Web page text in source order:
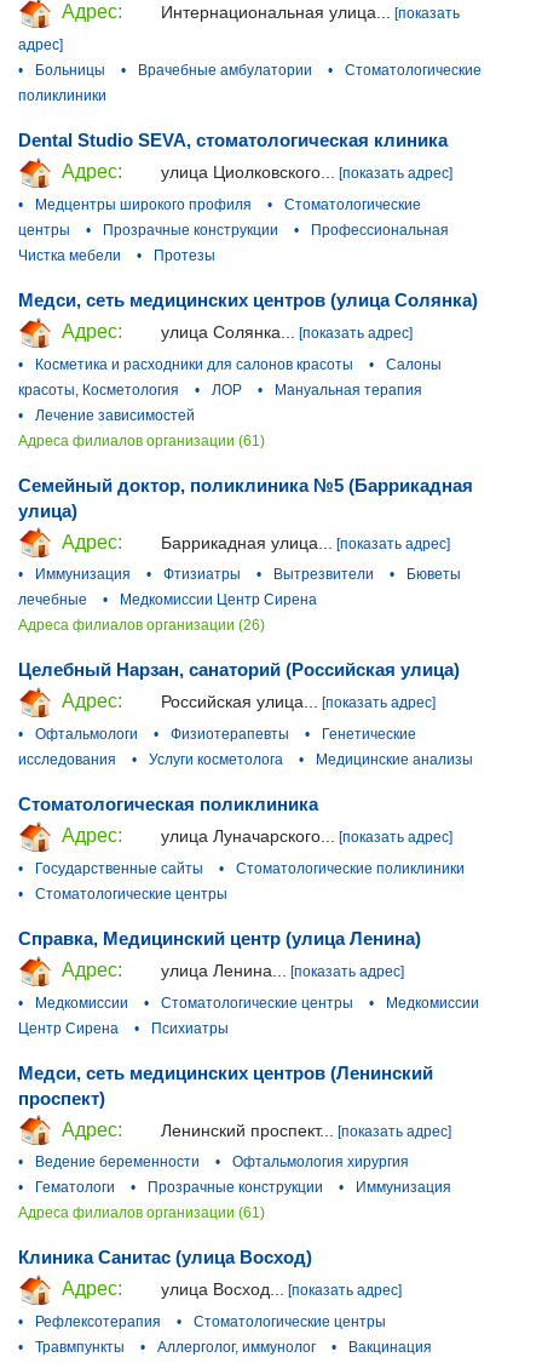
Адрес:
Интернациональная улица... [показать
адрес]
•
Больницы • Врачебные амбулатории •
Стоматологические
поликлиники
Dental Studio SEVA, стоматологическая клиника
Адрес:
улица Циолковского...
[показать адрес]
•
Медцентры широкого профиля •
Стоматологические
центры
• Прозрачные конструкции •
Профессиональная
Чистка мебели
• Протезы
Медси, сеть медицинских центров (улица Солянка)
Адрес:
улица Солянка...
[показать адрес]
•
Косметика и расходники для салонов красоты •
Салоны
красоты, Косметология
• ЛОР •
Мануальная терапия
•
Лечение зависимостей
Адреса филиалов организации (61)
Семейный доктор, поликлиника №5 (Баррикадная
улица)
Адрес:
Баррикадная улица...
[показать адрес]
•
Иммунизация • Фтизиатры • Вытрезвители •
Бюветы
лечебные
•
Медкомиссии Центр Сирена
Адреса филиалов организации (26)
Целебный Нарзан, санаторий (Российская улица)
Адрес:
Российская улица... [показать адрес]
•
Офтальмологи • Физиотерапевты •
Генетические
исследования
• Услуги косметолога • Медицинские анализы
Стоматологическая поликлиника
Адрес:
улица Луначарского...
[показать адрес]
•
Государственные сайты •
Стоматологические поликлиники
•
Стоматологические центры
Справка, Медицинский центр (улица Ленина)
Адрес:
улица Ленина...
[показать адрес]
•
Медкомиссии • Стоматологические центры •
Медкомиссии
Центр Сирена
• Психиатры
Медси, сеть медицинских центров (Ленинский
проспект)
Адрес:
Ленинский проспект...
[показать адрес]
•
Ведение беременности •
Офтальмология хирургия
•
Гематологи • Прозрачные конструкции •
Иммунизация
Адреса филиалов организации (61)
Клиника Санитас (улица Восход)
Адрес:
улица Восход... [показать адрес]
•
Рефлексотерапия •
Стоматологические центры
•
Травмпункты • Аллерголог, иммунолог •
Вакцинация